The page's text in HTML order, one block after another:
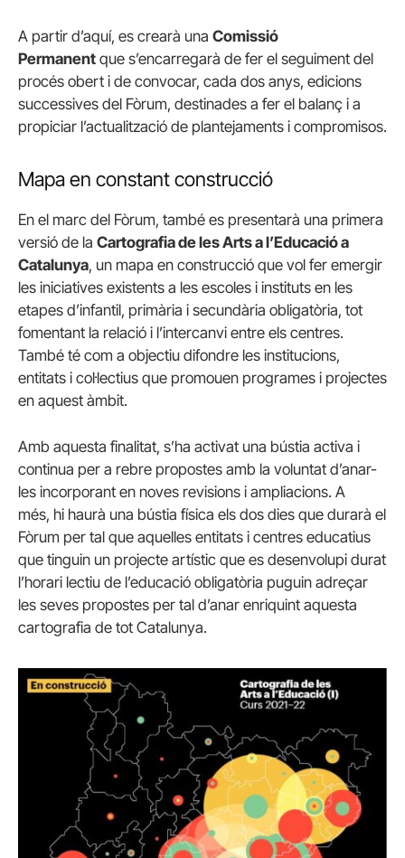
A partir d’aquí, es crearà una Comissió
Permanent que s’encarregarà de fer el seguiment del
procés obert i de convocar, cada dos anys, edicions
successives del Fòrum, destinades a fer el balanç i a
propiciar l’actualització de plantejaments i compromisos.
Mapa en constant construcció
En el marc del Fòrum, també es presentarà una primera
versió de la Cartografia de les Arts a l’Educació a
Catalunya, un mapa en construcció que vol fer emergir
les iniciatives existents a les escoles i instituts en les
etapes d’infantil, primària i secundària obligatòria, tot
fomentant la relació i l’intercanvi entre els centres.
També té com a objectiu difondre les institucions,
entitats i col·lectius que promouen programes i projectes
en aquest àmbit.
Amb aquesta finalitat, s’ha activat una bústia activa i
continua per a rebre propostes amb la voluntat d’anar-
les incorporant en noves revisions i ampliacions. A
més, hi haurà una bústia física els dos dies que durarà el
Fòrum per tal que aquelles entitats i centres educatius
que tinguin un projecte artístic que es desenvolupi durat
l’horari lectiu de l’educació obligatòria puguin adreçar
les seves propostes per tal d’anar enriquint aquesta
cartografia de tot Catalunya.